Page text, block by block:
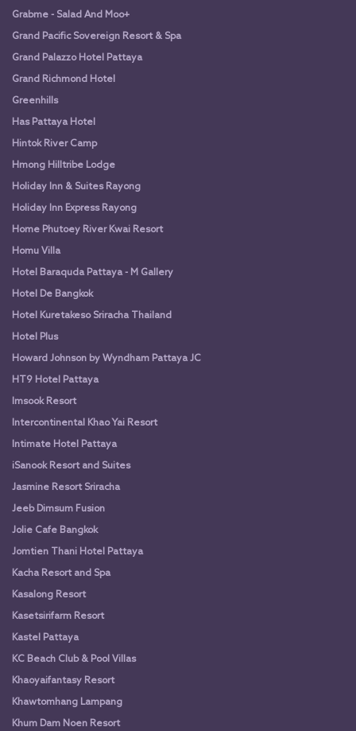
Grabme - Salad And Moo+
Grand Pacific Sovereign Resort & Spa
Grand Palazzo Hotel Pattaya
Grand Richmond Hotel
Greenhills
Has Pattaya Hotel
Hintok River Camp
Hmong Hilltribe Lodge
Holiday Inn & Suites Rayong
Holiday Inn Express Rayong
Home Phutoey River Kwai Resort
Homu Villa
Hotel Baraquda Pattaya - M Gallery
Hotel De Bangkok
Hotel Kuretakeso Sriracha Thailand
Hotel Plus
Howard Johnson by Wyndham Pattaya JC
HT9 Hotel Pattaya
Imsook Resort
Intercontinental Khao Yai Resort
Intimate Hotel Pattaya
iSanook Resort and Suites
Jasmine Resort Sriracha
Jeeb Dimsum Fusion
Jolie Cafe Bangkok
Jomtien Thani Hotel Pattaya
Kacha Resort and Spa
Kasalong Resort
Kasetsirifarm Resort
Kastel Pattaya
KC Beach Club & Pool Villas
Khaoyaifantasy Resort
Khawtomhang Lampang
Khum Dam Noen Resort